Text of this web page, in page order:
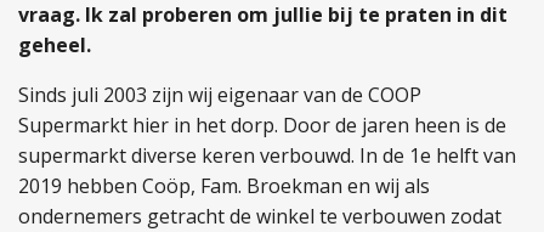
vraag. Ik zal proberen om jullie bij te praten in dit
geheel.
Sinds juli 2003 zijn wij eigenaar van de COOP
Supermarkt hier in het dorp. Door de jaren heen is de
supermarkt diverse keren verbouwd. In de 1e helft van
2019 hebben Coöp, Fam. Broekman en wij als
ondernemers getracht de winkel te verbouwen zodat